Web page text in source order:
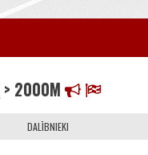
> 2000M
DALĪBNIEKI